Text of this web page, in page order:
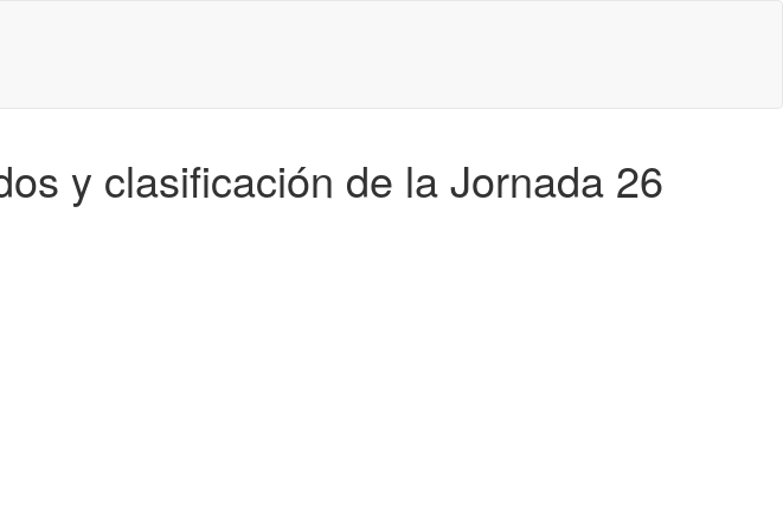
y clasificación de la Jornada 26